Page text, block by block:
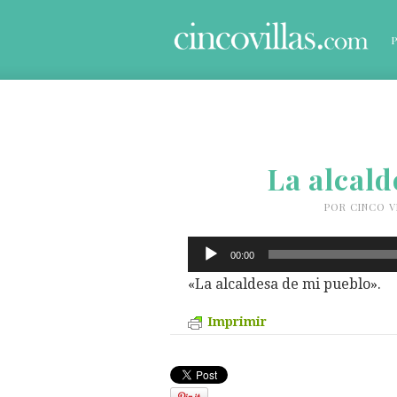
La
POR CINCO
Reproductor
audio
00:00
«La alcaldesa de mi pueblo».
Imprimir